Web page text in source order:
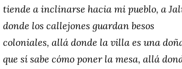
tiende a inclinarse hacia mi pueblo, a
donde los callejones guardan besos
coloniales, allá donde la villa es una
que sí sabe cómo poner la mesa, allá